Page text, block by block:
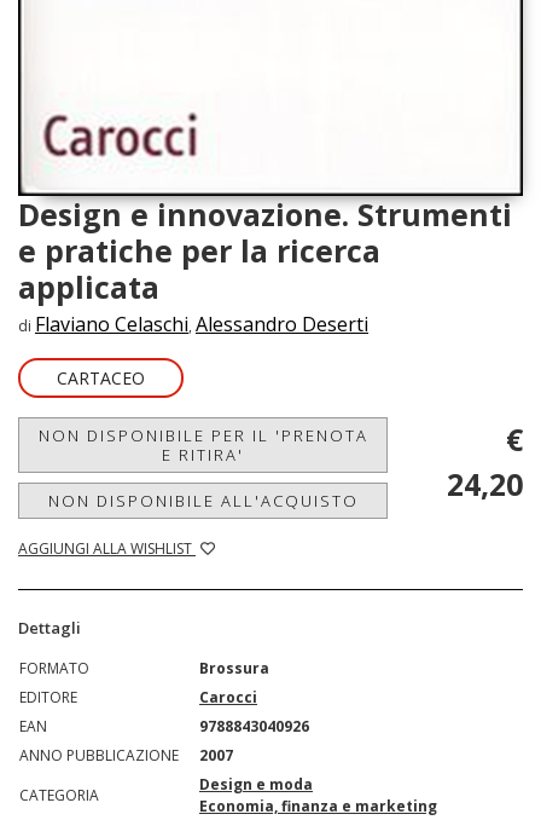
Design e innovazione. Strumenti
e pratiche per la ricerca
applicata
di Flaviano Celaschi, Alessandro Deserti
CARTACEO
NON DISPONIBILE PER IL 'PRENOTA
E RITIRA'
NON DISPONIBILE ALL'ACQUISTO
AGGIUNGI ALLA WISHLIST
€
24,20
Dettagli
FORMATO
Brossura
EDITORE
Carocci
EAN
9788843040926
ANNO PUBBLICAZIONE
2007
CATEGORIA
Design e moda
Economia, finanza e marketing